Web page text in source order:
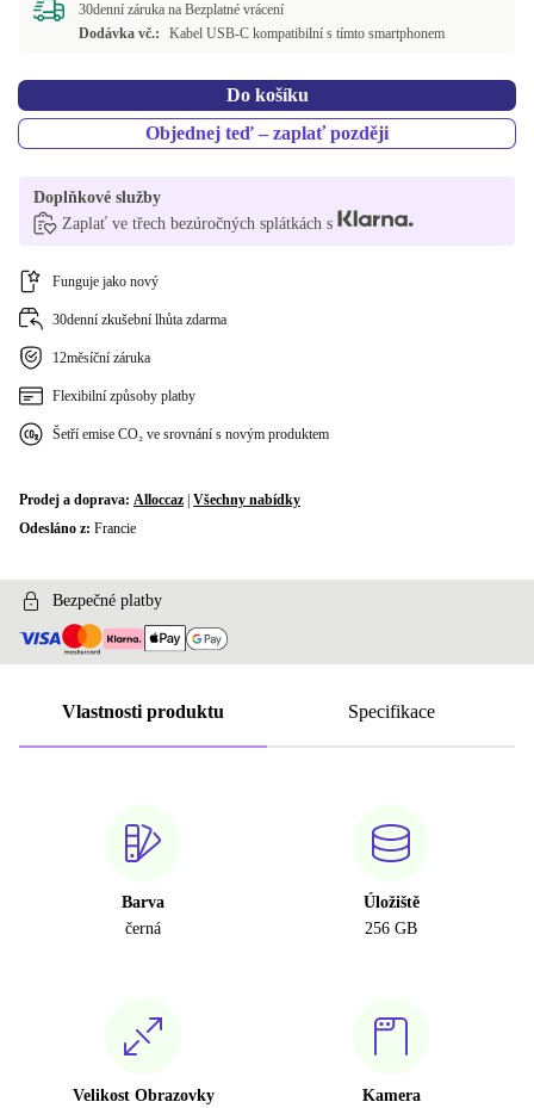
30denní záruka na Bezplatné vrácení
Dodávka vč.:
Kabel USB-C kompatibilní s tímto smartphonem
Do košíku
Objednej teď – zaplať později
Doplňkové služby
Zaplať ve třech bezúročných splátkách s
Funguje jako nový
30denní zkušební lhůta zdarma
12měsíční záruka
Flexibilní způsoby platby
Šetří emise CO₂ ve srovnání s novým produktem
Prodej a doprava: Alloccaz Všechny nabídky
Odesláno z: Francie
Bezpečné platby
Vlastnosti produktu Specifikace
Barva
černá
Úložiště
256 GB
Velikost Obrazovky
Kamera